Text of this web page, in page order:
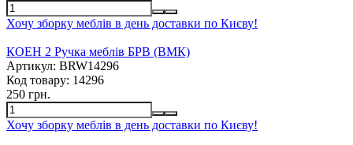
Хочу зборку меблів в день доставки по Києву!
КОЕН 2 Ручка меблів БРВ (ВМК)
Артикул: BRW14296
Код товару: 14296
250 грн.
Хочу зборку меблів в день доставки по Києву!